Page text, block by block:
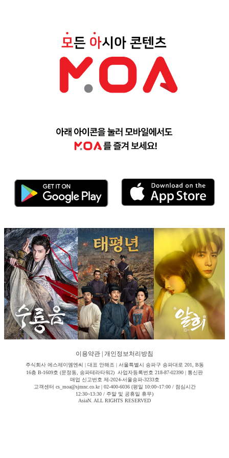
이용약관 개인정보처리방침
주식회사 에스제이엠엔씨 | 대표 안해조 | 서울특별시 송파구 송파대로 201, B동
16층 B-1609호 (문정동, 송파테라타워2) 사업자등록번호 218-87-02390 | 통신판
매업 신고번호 제-2024-서울송파-3233호
고객센터 cs_moa@sjmnc.co.kr | 02-400-6036 (평일 10:00~17:00 / 점심시간
12:30~13:30 / 주말 및 공휴일 휴무)
AsiaN. ALL RIGHTS RESERVED